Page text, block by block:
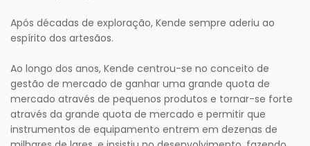
Após décadas de exploração, Kende sempre aderiu ao
espírito dos artesãos.
Ao longo dos anos, Kende centrou-se no conceito de
gestão de mercado de ganhar uma grande quota de
mercado através de pequenos produtos e tornar-se forte
através da grande quota de mercado e permitir que
instrumentos de equipamento entrem em dezenas de